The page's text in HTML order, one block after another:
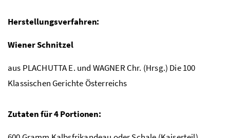
Herstellungsverfahren:
Wiener Schnitzel
aus PLACHUTTA E. und WAGNER Chr. (Hrsg.) Die 100
Klassischen Gerichte Österreichs
Zutaten für 4 Portionen: